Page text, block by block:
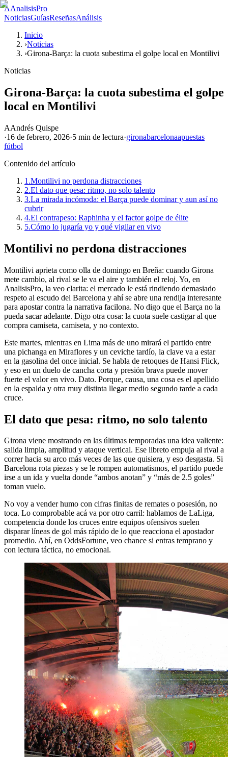
AAnalisisPro
NoticiasGuíasReseñasAnálisis
Inicio
›Noticias
›Girona-Barça: la cuota subestima el golpe local en Montilivi
Noticias
Girona-Barça: la cuota subestima el golpe
local en Montilivi
AAndrés Quispe
·16 de febrero, 2026·5 min de lectura·gironabarcelonaapuestas
fútbol
Contenido del artículo
1.Montilivi no perdona distracciones
2.El dato que pesa: ritmo, no solo talento
3.La mirada incómoda: el Barça puede dominar y aun así no
cubrir
4.El contrapeso: Raphinha y el factor golpe de élite
5.Cómo lo jugaría yo y qué vigilar en vivo
Montilivi no perdona distracciones
Montilivi aprieta como olla de domingo en Breña: cuando Girona
mete cambio, al rival se le va el aire y también el reloj. Yo, en
AnalisisPro, la veo clarita: el mercado le está rindiendo demasiado
respeto al escudo del Barcelona y ahí se abre una rendija interesante
para apostar contra la narrativa facilona. No digo que el Barça no la
pueda sacar adelante. Digo otra cosa: la cuota suele castigar al que
compra camiseta, camiseta, y no contexto.
Este martes, mientras en Lima más de uno mirará el partido entre
una pichanga en Miraflores y un ceviche tardío, la clave va a estar
en la gasolina del once inicial. Se habla de retoques de Hansi Flick,
y eso en un duelo de cancha corta y presión brava puede mover
fuerte el valor en vivo. Dato. Porque, causa, una cosa es el apellido
en la espalda y otra muy distinta llegar medio segundo tarde a cada
cruce.
El dato que pesa: ritmo, no solo talento
Girona viene mostrando en las últimas temporadas una idea valiente:
salida limpia, amplitud y ataque vertical. Ese libreto empuja al rival a
correr hacia su arco más veces de las que quisiera, y eso desgasta. Si
Barcelona rota piezas y se le rompen automatismos, el partido puede
irse a un ida y vuelta donde “ambos anotan” y “más de 2.5 goles”
toman vuelo.
No voy a vender humo con cifras finitas de remates o posesión, no
toca. Lo comprobable acá va por otro carril: hablamos de LaLiga,
competencia donde los cruces entre equipos ofensivos suelen
disparar líneas de gol más rápido de lo que reacciona el apostador
promedio. Ahí, en OddsFortune, veo chance si entras temprano y
con lectura táctica, no emocional.